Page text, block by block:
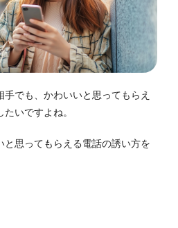
でも、かわいいと思ってもらえ
いですよね。
と思ってもらえる電話の誘い方を